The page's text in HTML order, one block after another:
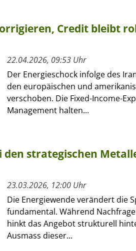
Credit bleibt
22.04.2026, 09:53 Uhr
Der Energieschock infolge des
den europäischen und
verschoben. Die Fixed-Income-
Management halten...
den strategischen
23.03.2026, 12:00 Uhr
Die Energiewende verändert die
fundamental. Während
hinkt das Angebot strukturell
Ausmass dieser...